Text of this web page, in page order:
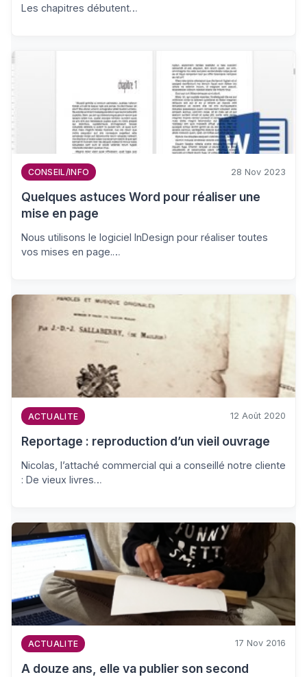
Les chapitres débutent…
CONSEIL/INFO 28 Nov 2023
Quelques astuces Word pour réaliser une
mise en page
Nous utilisons le logiciel InDesign pour réaliser toutes
vos mises en page.…
ACTUALITE 12 Août 2020
Reportage : reproduction d’un vieil ouvrage
Nicolas, l’attaché commercial qui a conseillé notre cliente
: De vieux livres…
ACTUALITE 17 Nov 2016
A douze ans, elle va publier son second